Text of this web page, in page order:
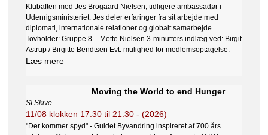
Klubaften med Jes Brogaard Nielsen, tidligere ambassadør i
Udenrigsministeriet. Jes deler erfaringer fra sit arbejde med
diplomati, internationale relationer og globalt samarbejde.
Tovholder: Gruppe 8 – Mette Nielsen 3-minutters indlæg ved: Birgit
Astrup / Birgitte Bendtsen Evt. mulighed for medlemsoptagelse.
Læs mere
Moving the World to end Hunger
SI Skive
11/08 klokken 17:30 til 21:30 - (2026)
"Der kommer spyd" - Guidet Byvandring inspireret af 700 års